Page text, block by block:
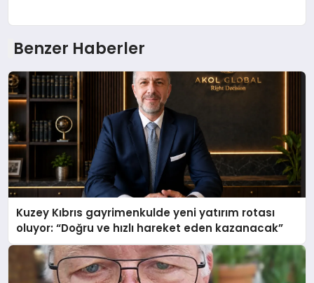
Benzer Haberler
Kuzey Kıbrıs gayrimenkulde yeni yatırım rotası
oluyor: “Doğru ve hızlı hareket eden kazanacak”